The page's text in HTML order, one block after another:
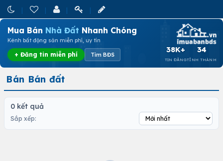
Mua Bán Nhà Đất Nhanh Chóng
Kênh bất động sản miễn phí, uy tín
+ Đăng tin miễn phí Tìm BĐS
38K+
TIN ĐĂNG
34
TỈNH THÀNH
Bán Bán đất
0 kết quả
Sắp xếp: